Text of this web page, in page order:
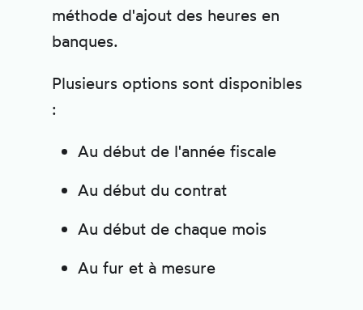
méthode d'ajout des heures en
banques.
Plusieurs options sont disponibles
:
Au début de l'année fiscale
Au début du contrat
Au début de chaque mois
Au fur et à mesure